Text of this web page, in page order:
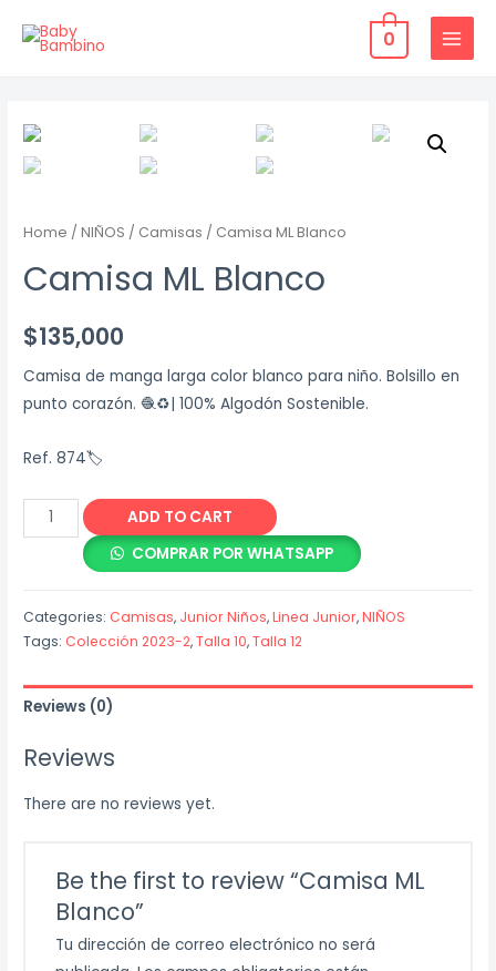
0
MAIN
Home /NIÑOS / Camisas / Camisa ML Blanco
Camisa ML Blanco
$135,000
Camisa de manga larga color blanco para niño. Bolsillo en
punto corazón. 🧶♻️| 100% Algodón Sostenible.
Ref. 874🏷
Camisa
ML
ADD TO CART
COMPRAR POR WHATSAPP
Categories: Camisas, Junior Niños,Linea Junior,NIÑOS
Tags: Colección 2023-2,Talla 10,Talla 12
Reviews (0)
Reviews
There are no reviews yet.
Be the first to review “Camisa ML
Blanco”
Tu dirección de correo electrónico no será